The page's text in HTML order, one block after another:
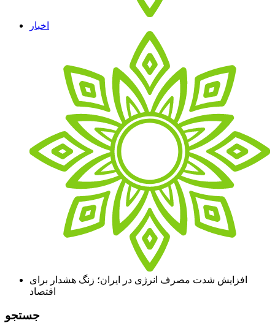
اخبار
افزایش شدت مصرف انرژی در ایران؛ زنگ هشدار برای
اقتصاد
جستجو